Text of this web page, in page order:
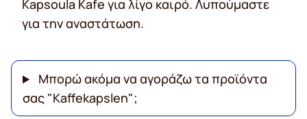
Kapsoula Kafe για λίγο καιρό. Λυπούμαστε
για την αναστάτωση.
Μπορώ ακόμα να αγοράζω τα προϊόντα
σας "Kaffekapslen";